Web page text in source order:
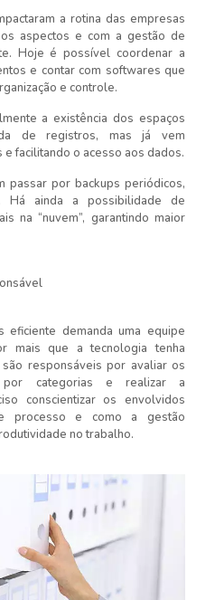
a rotina das empresas
aspectos e com a gestão de
Hoje é possível coordenar a
e contar com softwares que
e controle.
a existência dos espaços
de registros, mas já vem
facilitando o acesso aos dados.
passar por backups periódicos,
ainda a possibilidade de
na “nuvem”, garantindo maior
eficiente demanda uma equipe
mais que a tecnologia tenha
responsáveis por avaliar os
por categorias e realizar a
conscientizar os envolvidos
processo e como a gestão
no trabalho.